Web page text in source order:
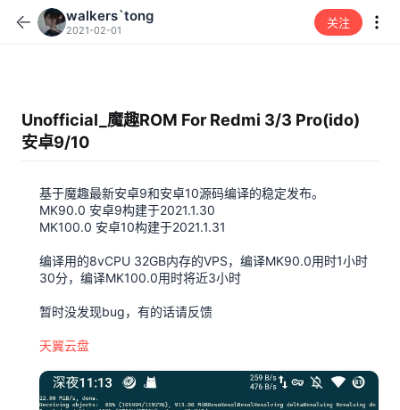
walkers`tong
2021-02-01
关注
Unofficial_魔趣ROM For Redmi 3/3 Pro(ido)
安卓9/10
基于魔趣最新安卓9和安卓10源码编译的稳定发布。
MK90.0 安卓9构建于2021.1.30
MK100.0 安卓10构建于2021.1.31
编译用的8vCPU 32GB内存的VPS，编译MK90.0用时1小时
30分，编译MK100.0用时将近3小时
暂时没发现bug，有的话请反馈
天翼云盘